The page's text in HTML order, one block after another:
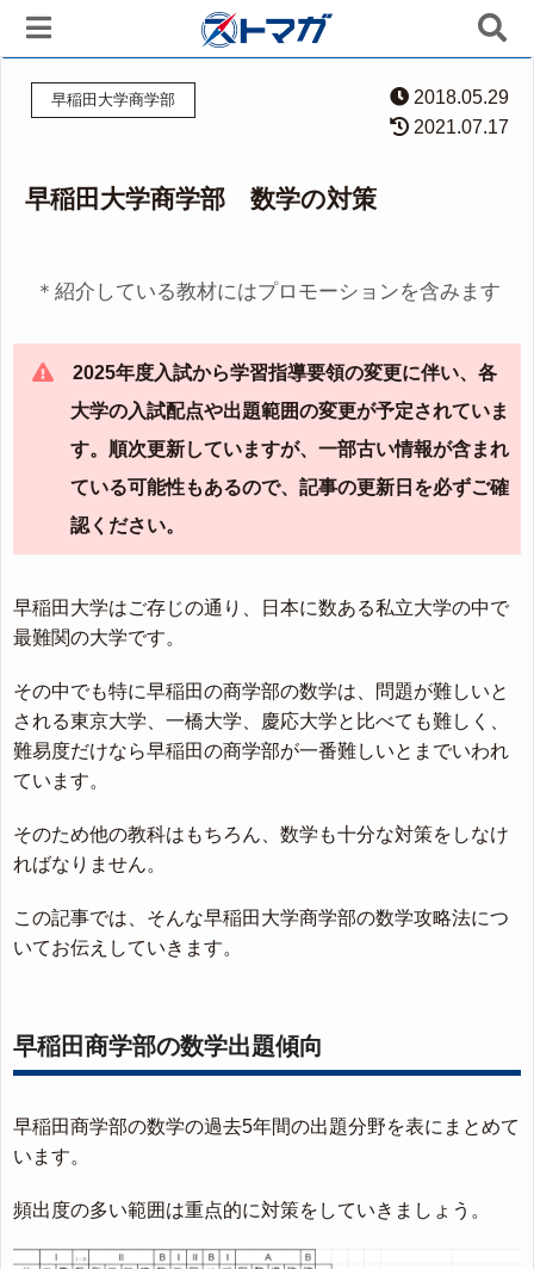
早稲田大学商学部
2018.05.29
2021.07.17
早稲田大学商学部 数学の対策
＊紹介している教材にはプロモーションを含みます
2025年度入試から学習指導要領の変更に伴い、各
大学の入試配点や出題範囲の変更が予定されていま
す。順次更新していますが、一部古い情報が含まれ
ている可能性もあるので、記事の更新日を必ずご確
認ください。
早稲田大学はご存じの通り、日本に数ある私立大学の中で
最難関の大学です。
その中でも特に早稲田の商学部の数学は、問題が難しいと
される東京大学、一橋大学、慶応大学と比べても難しく、
難易度だけなら早稲田の商学部が一番難しいとまでいわれ
ています。
そのため他の教科はもちろん、数学も十分な対策をしなけ
ればなりません。
この記事では、そんな早稲田大学商学部の数学攻略法につ
いてお伝えしていきます。
早稲田商学部の数学出題傾向
早稲田商学部の数学の過去5年間の出題分野を表にまとめて
います。
頻出度の多い範囲は重点的に対策をしていきましょう。